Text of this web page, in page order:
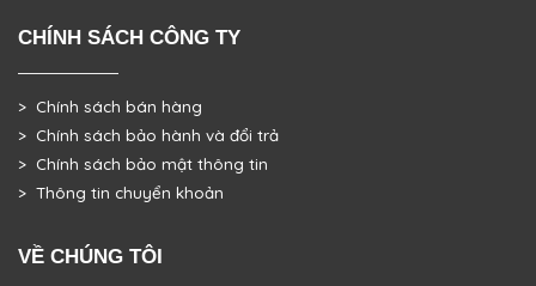
CHÍNH SÁCH CÔNG TY
> Chính sách bán hàng
> Chính sách bảo hành và đổi trả
> Chính sách bảo mật thông tin
> Thông tin chuyển khoản
VỀ CHÚNG TÔI